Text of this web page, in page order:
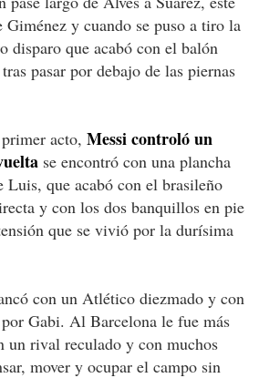
Giménez y cuando se puso a tiro la
disparo que acabó con el balón
pasar por debajo de las piernas
acto, Messi controló un
se encontró con una plancha
que acabó con el brasileño
y con los dos banquillos en pie
que se vivió por la durísima
con un Atlético diezmado y con
Gabi. Al Barcelona le fue más
un rival reculado y con muchos
mover y ocupar el campo sin